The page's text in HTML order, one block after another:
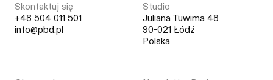
Skontaktuj się
+48 504 011 501
info@pbd.pl
Studio
Juliana Tuwima 48
90-021 Łódź
Polska